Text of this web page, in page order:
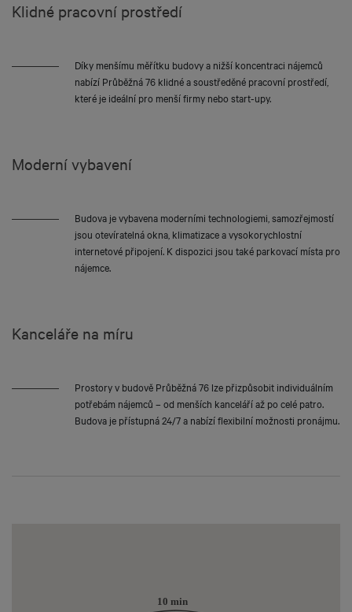
Klidné pracovní prostředí
Díky menšímu měřítku budovy a nižší koncentraci nájemců
nabízí Průběžná 76 klidné a soustředěné pracovní prostředí,
které je ideální pro menší firmy nebo start-upy.
Moderní vybavení
Budova je vybavena moderními technologiemi, samozřejmostí
jsou otevíratelná okna, klimatizace a vysokorychlostní
internetové připojení. K dispozici jsou také parkovací místa pro
nájemce.
Kanceláře na míru
Prostory v budově Průběžná 76 lze přizpůsobit individuálním
potřebám nájemců – od menších kanceláří až po celé patro.
Budova je přístupná 24/7 a nabízí flexibilní možnosti pronájmu.